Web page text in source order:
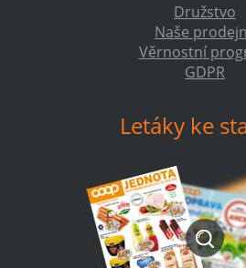
Družstvo
Naše
Věrnostní
GDPR
Letáky ke